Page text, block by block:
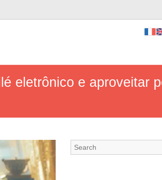
eletrônico e aproveitar